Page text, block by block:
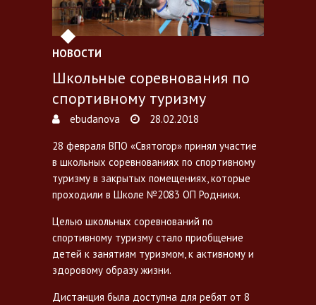
НОВОСТИ
Школьные соревнования по
спортивному туризму
ebudanova
28.02.2018
28 февраля ВПО «Святогор» принял участие
в школьных соревнованиях по спортивному
туризму в закрытых помещениях, которые
проходили в Школе №2083 ОП Родники.
Целью школьных соревнований по
спортивному туризму стало приобщение
детей к занятиям туризмом, к активному и
здоровому образу жизни.
Дистанция была доступна для ребят от 8